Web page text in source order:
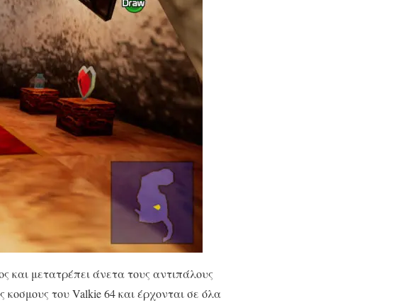
και μετατρέπει άνετα τους αντιπάλους
κοσμους του Valkie 64 και έρχονται σε όλα